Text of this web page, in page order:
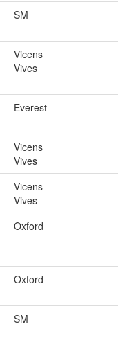
SM
Vicens
Vives
Everest
Vicens
Vives
Vicens
Vives
Oxford
Oxford
SM